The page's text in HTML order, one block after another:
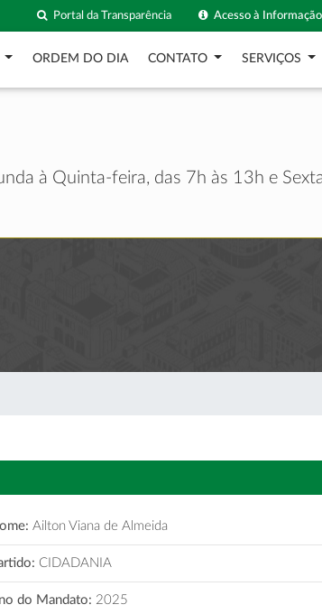
Acesso à Informação
Portal da Transparência
ORDEM DO DIA CONTATO SERVIÇOS
à Quinta-feira, das 7h às 13h e
Ailton Viana de Almeida
CIDADANIA
do Mandato: 2025